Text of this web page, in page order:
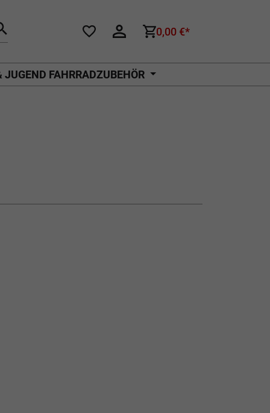
0,00 €*
JUGEND FAHRRADZUBEHÖR